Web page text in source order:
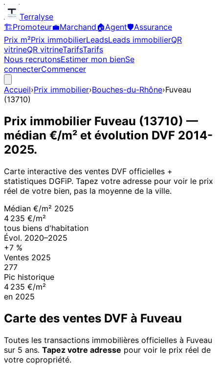
Terralyse
🏗️Promoteur💼Marchand🏠Agent🛡️Assurance
Prix m²Prix immobilierLeadsLeads immobilierQR
vitrineQR vitrineTarifsTarifs
Nous recrutonsEstimer mon bienSe
connecterCommencer
Accueil›Prix immobilier›Bouches-du-Rhône›Fuveau
(13710)
Prix immobilier Fuveau (13710) —
médian €/m² et évolution DVF 2014-
2025.
Carte interactive des ventes DVF officielles +
statistiques DGFiP. Tapez votre adresse pour voir le prix
réel de votre bien, pas la moyenne de la ville.
Médian €/m² 2025
4 235 €/m²
tous biens d'habitation
Évol. 2020–2025
+7 %
Ventes 2025
277
Pic historique
4 235 €/m²
en 2025
Carte des ventes DVF à Fuveau
Toutes les transactions immobilières officielles à Fuveau
sur 5 ans. Tapez votre adresse pour voir le prix réel de
votre copropriété.